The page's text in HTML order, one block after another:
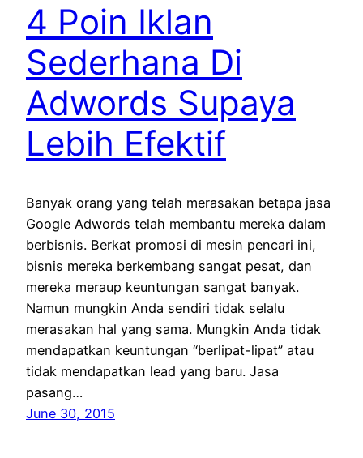
4 Poin Iklan
Sederhana Di
Adwords Supaya
Lebih Efektif
Banyak orang yang telah merasakan betapa jasa
Google Adwords telah membantu mereka dalam
berbisnis. Berkat promosi di mesin pencari ini,
bisnis mereka berkembang sangat pesat, dan
mereka meraup keuntungan sangat banyak.
Namun mungkin Anda sendiri tidak selalu
merasakan hal yang sama. Mungkin Anda tidak
mendapatkan keuntungan “berlipat-lipat” atau
tidak mendapatkan lead yang baru. Jasa
pasang…
June 30, 2015